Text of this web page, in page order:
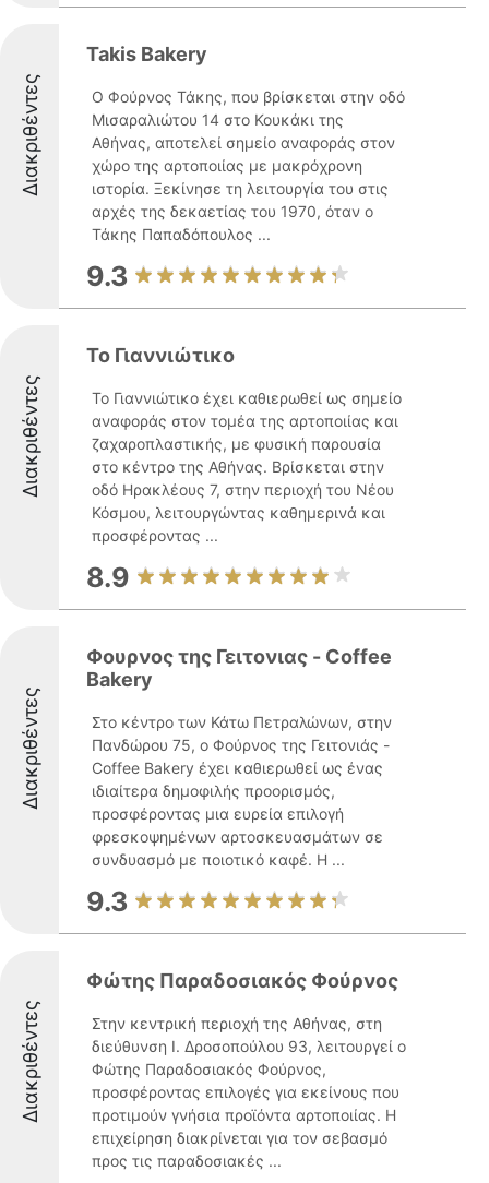
Διακριθέντες
Takis Bakery
Ο Φούρνος Τάκης, που βρίσκεται στην οδό
Μισαραλιώτου 14 στο Κουκάκι της
Αθήνας, αποτελεί σημείο αναφοράς στον
χώρο της αρτοποιίας με μακρόχρονη
ιστορία. Ξεκίνησε τη λειτουργία του στις
αρχές της δεκαετίας του 1970, όταν ο
Τάκης Παπαδόπουλος ...
9.3
Διακριθέντες
Το Γιαννιώτικο
Το Γιαννιώτικο έχει καθιερωθεί ως σημείο
αναφοράς στον τομέα της αρτοποιίας και
ζαχαροπλαστικής, με φυσική παρουσία
στο κέντρο της Αθήνας. Βρίσκεται στην
οδό Ηρακλέους 7, στην περιοχή του Νέου
Κόσμου, λειτουργώντας καθημερινά και
προσφέροντας ...
8.9
Διακριθέντες
Φουρνος της Γειτονιας - Coffee
Bakery
Στο κέντρο των Κάτω Πετραλώνων, στην
Πανδώρου 75, ο Φούρνος της Γειτονιάς -
Coffee Bakery έχει καθιερωθεί ως ένας
ιδιαίτερα δημοφιλής προορισμός,
προσφέροντας μια ευρεία επιλογή
φρεσκοψημένων αρτοσκευασμάτων σε
συνδυασμό με ποιοτικό καφέ. Η ...
9.3
Διακριθέντες
Φώτης Παραδοσιακός Φούρνος
Στην κεντρική περιοχή της Αθήνας, στη
διεύθυνση Ι. Δροσοπούλου 93, λειτουργεί ο
Φώτης Παραδοσιακός Φούρνος,
προσφέροντας επιλογές για εκείνους που
προτιμούν γνήσια προϊόντα αρτοποιίας. Η
επιχείρηση διακρίνεται για τον σεβασμό
προς τις παραδοσιακές ...